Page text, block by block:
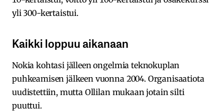
yli 300-kertaistui.
Kaikki loppuu aikanaan
Nokia kohtasi jälleen ongelmia teknokuplan
puhkeamisen jälkeen vuonna 2004. Organisaatiota
uudistettiin, mutta Ollilan mukaan jotain silti
puuttui.